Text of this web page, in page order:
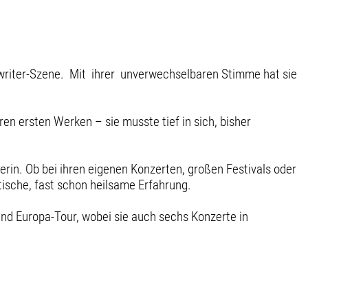
Szene. Mit ihrer unverwechselbaren Stimme hat sie
ersten Werken – sie musste tief in sich, bisher
Ob bei ihren eigenen Konzerten, großen Festivals oder
fast schon heilsame Erfahrung.
Europa-Tour, wobei sie auch sechs Konzerte in